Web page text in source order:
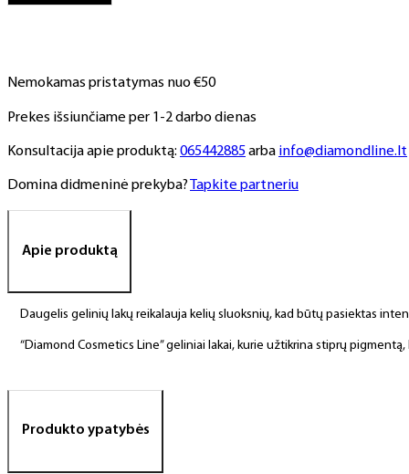
ml
Nemokamas pristatymas nuo €50
Prekes išsiunčiame per 1-2 darbo dienas
Konsultacija apie produktą: 065442885arba info@diamondline.lt
Domina didmeninė prekyba? Tapkite partneriu
Apie produktą
Daugelis gelinių lakų reikalauja kelių sluoksnių, kad būtų pasiektas
“Diamond Cosmetics Line” geliniai lakai, kurie užtikrina stiprų
Produkto ypatybės